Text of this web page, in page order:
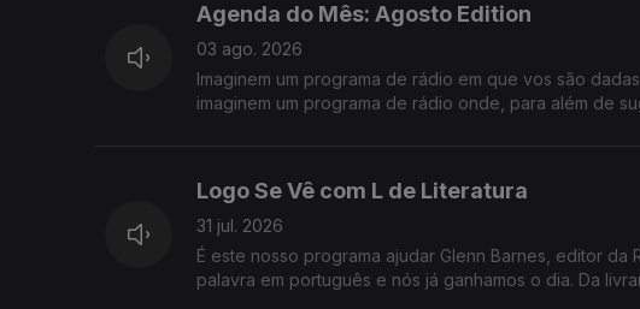
Agenda do Mês: Agosto Edition
03 ago. 2026
Imaginem um programa de rádio em que vos são
imaginem um programa de rádio onde, para além de
Logo Se Vê com L de Literatura
31 jul. 2026
É este nosso programa ajudar Glenn Barnes, editor da
palavra em português e nós já ganhamos o dia. Da